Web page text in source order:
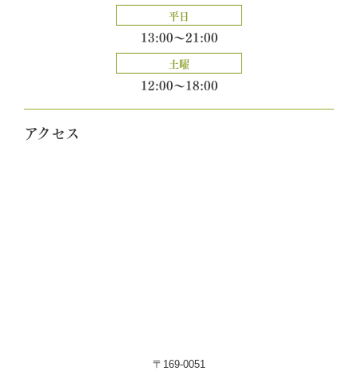
平日
13:00～21:00
土曜
12:00～18:00
アクセス
〒169-0051